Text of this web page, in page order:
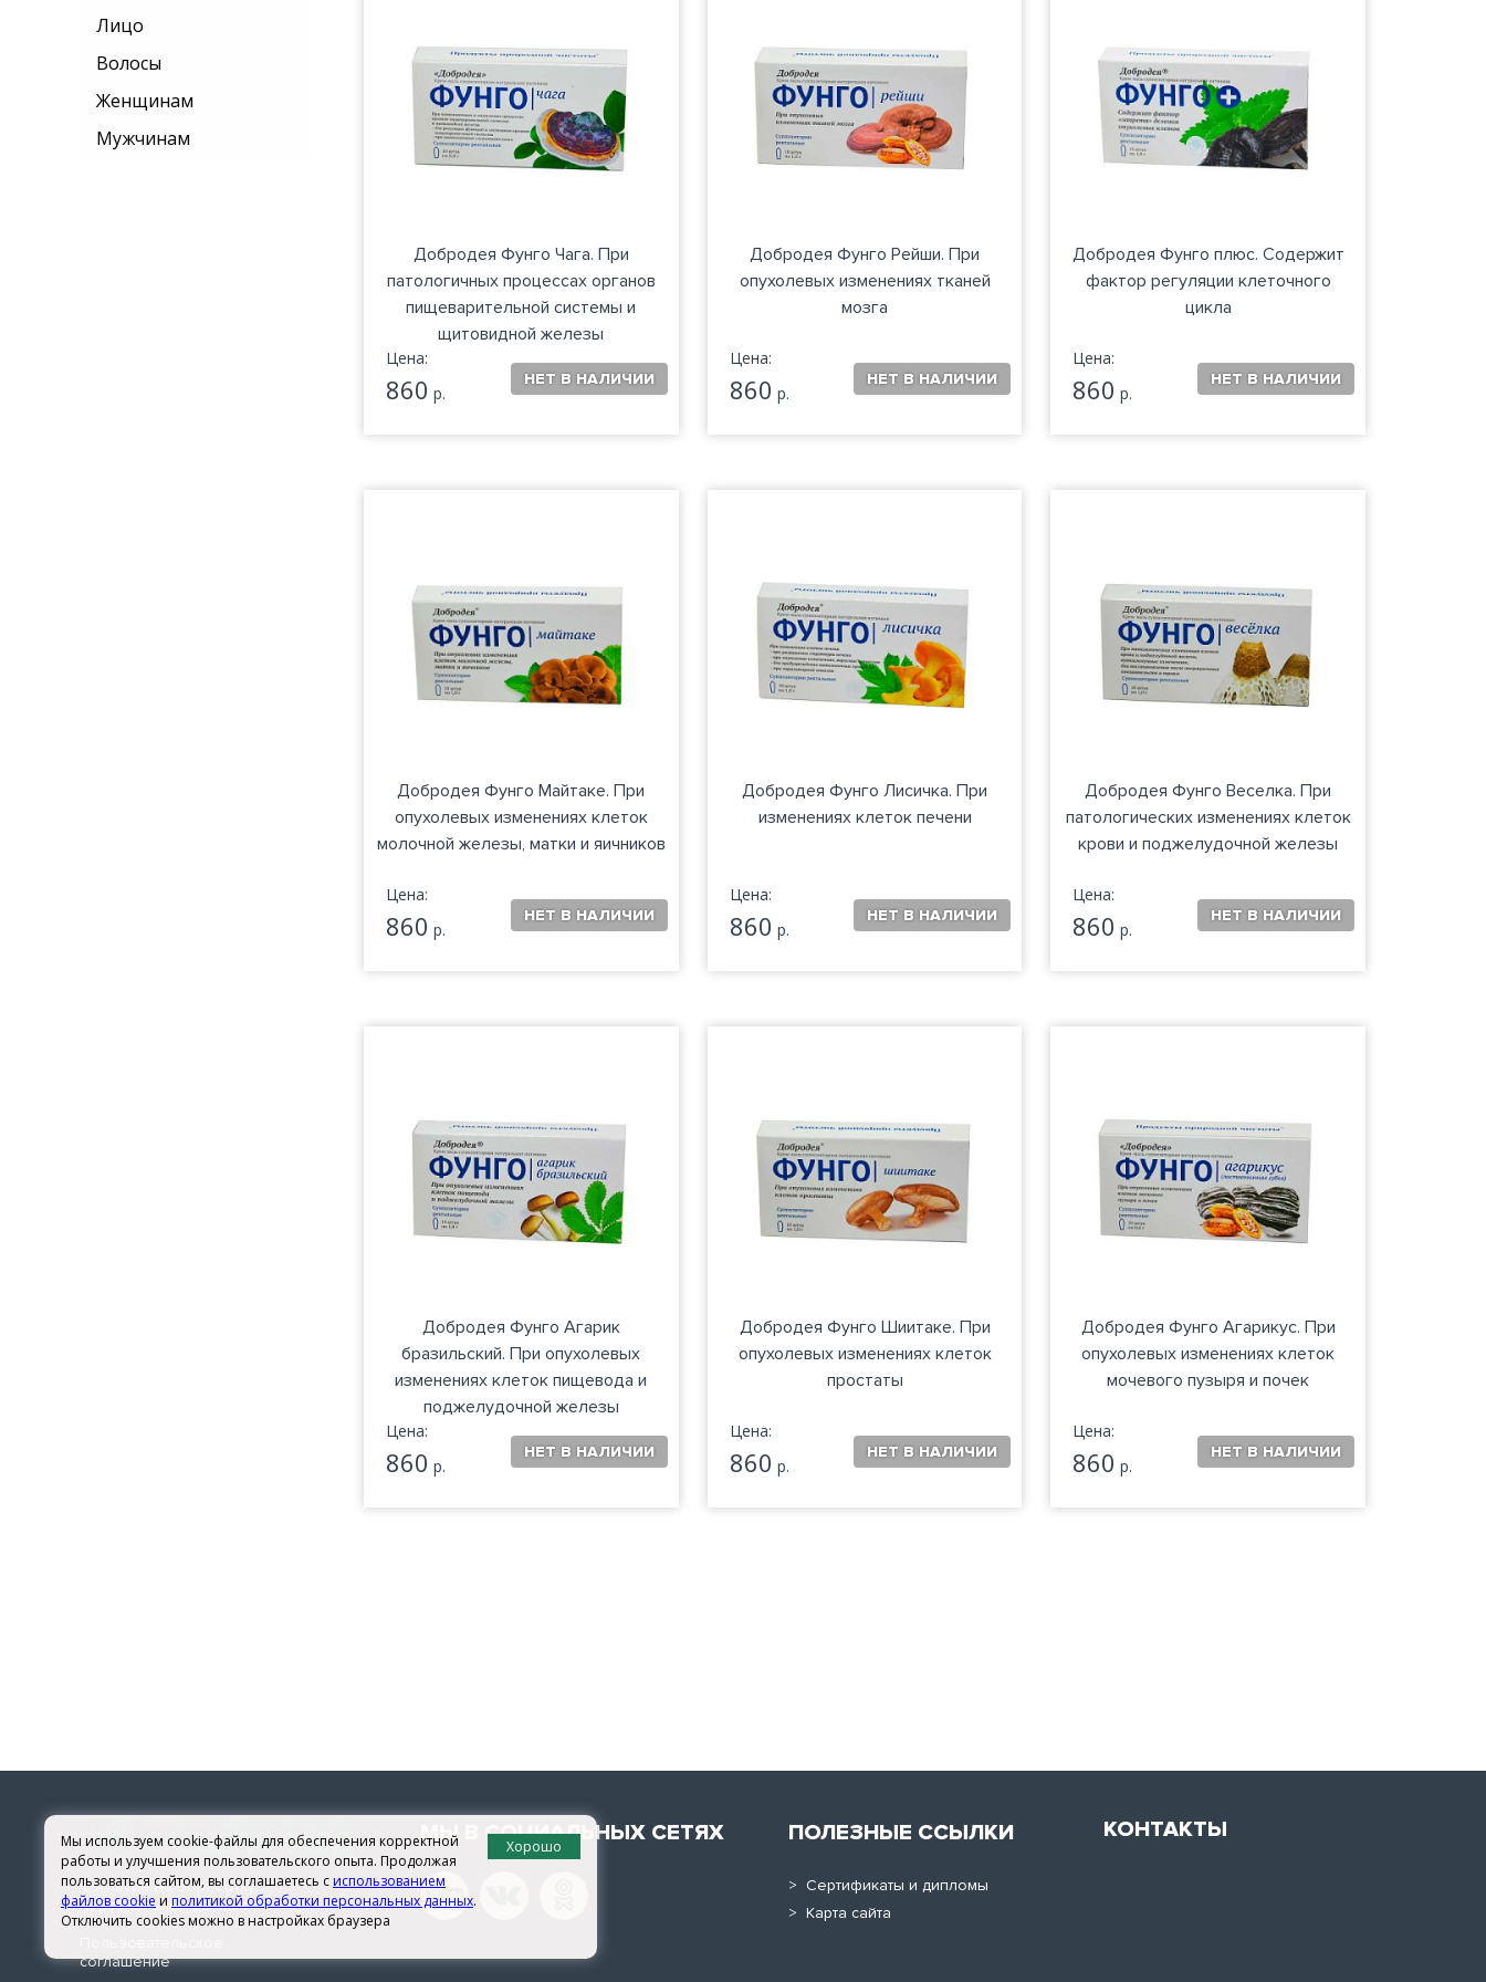
Лицо
Волосы
Женщинам
Мужчинам
Добродея Фунго Чага. При
патологичных процессах органов
пищеварительной системы и
щитовидной железы
Цена:
860 р.
Добродея Фунго Рейши. При
опухолевых изменениях тканей
мозга
Цена:
860 р.
Добродея Фунго плюс. Содержит
фактор регуляции клеточного
цикла
Цена:
860 р.
Добродея Фунго Майтаке. При
опухолевых изменениях клеток
молочной железы, матки и яичников
Цена:
860 р.
Добродея Фунго Лисичка. При
изменениях клеток печени
Цена:
860 р.
Добродея Фунго Веселка. При
патологических изменениях клеток
крови и поджелудочной железы
Цена:
860 р.
Добродея Фунго Агарик
бразильский. При опухолевых
изменениях клеток пищевода и
поджелудочной железы
Цена:
860 р.
Добродея Фунго Шиитаке. При
опухолевых изменениях клеток
простаты
Цена:
860 р.
Добродея Фунго Агарикус. При
опухолевых изменениях клеток
мочевого пузыря и почек
Цена:
860 р.
Согласие на обработку
персональных данных
соглашение
МЫ В СОЦИАЛЬНЫХ СЕТЯХ ПОЛЕЗНЫЕ ССЫЛКИ
> Сертификаты и дипломы
> Карта сайта
КОНТАКТЫ
Мы используем cookie-файлы для обеспечения корректной
работы и улучшения пользовательского опыта. Продолжая
пользоваться сайтом, вы соглашаетесь с использованием
файлов cookie и политикой обработки персональных данных.
Отключить cookies можно в настройках браузера
Хорошо